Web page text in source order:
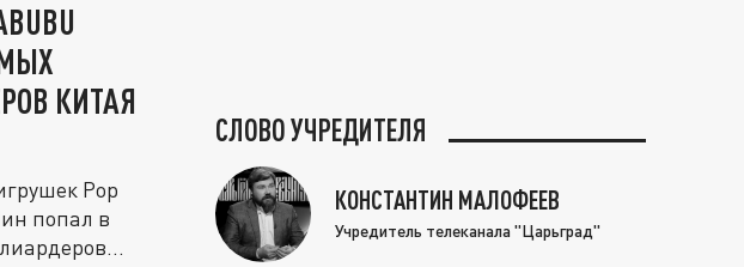
КИТАЯ
Pop
попал в
СЛОВО УЧРЕДИТЕЛЯ
КОНСТАНТИН МАЛОФЕЕВ
Учредитель телеканала "Царьград"